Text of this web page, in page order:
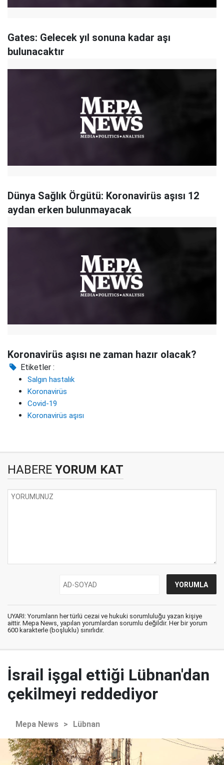
Gates: Gelecek yıl sonuna kadar aşı
bulunacaktır
​Dünya Sağlık Örgütü: Koronavirüs aşısı 12
aydan erken bulunmayacak
Koronavirüs aşısı ne zaman hazır olacak?
Etiketler :
Salgın hastalık
Koronavirüs
Covid-19
Koronavirüs aşısı
HABERE YORUM KAT
UYARI: Yorumların her türlü cezai ve hukuki sorumluluğu yazan kişiye
aittir. Mepa News, yapılan yorumlardan sorumlu değildir. Her bir yorum
600 karakterle (boşluklu) sınırlıdır.
İsrail işgal ettiği Lübnan'dan
çekilmeyi reddediyor
Mepa News > Lübnan